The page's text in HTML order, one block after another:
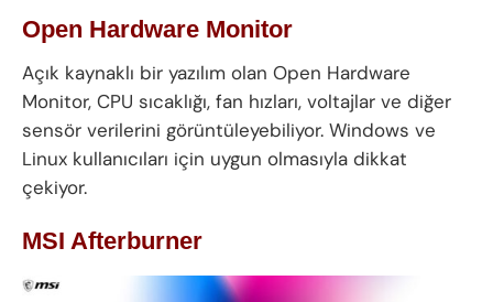
Open Hardware Monitor
Açık kaynaklı bir yazılım olan Open Hardware
Monitor, CPU sıcaklığı, fan hızları, voltajlar ve diğer
sensör verilerini görüntüleyebiliyor. Windows ve
Linux kullanıcıları için uygun olmasıyla dikkat
çekiyor.
MSI Afterburner